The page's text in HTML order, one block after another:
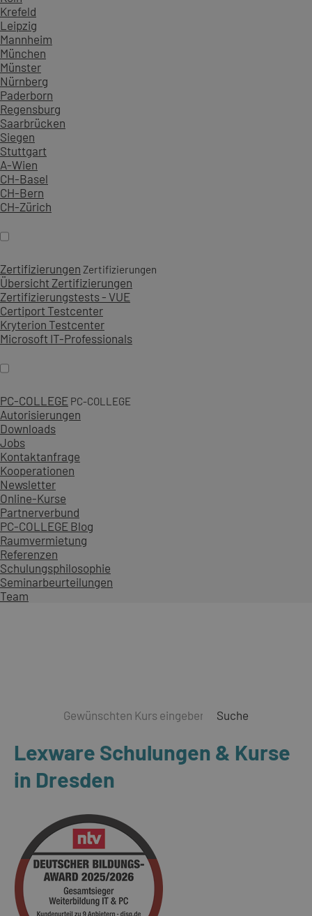
Krefeld
Leipzig
Mannheim
München
Münster
Nürnberg
Paderborn
Regensburg
Saarbrücken
Siegen
Stuttgart
A-Wien
CH-Basel
CH-Bern
CH-Zürich
Zertifizierungen Zertifizierungen
Übersicht Zertifizierungen
Zertifizierungstests - VUE
Certiport Testcenter
Kryterion Testcenter
Microsoft IT-Professionals
PC-COLLEGE PC-COLLEGE
Autorisierungen
Downloads
Jobs
Kontaktanfrage
Kooperationen
Newsletter
Online-Kurse
Partnerverbund
PC-COLLEGE Blog
Raumvermietung
Referenzen
Schulungsphilosophie
Seminarbeurteilungen
Team
Suche
Lexware Schulungen & Kurse
in Dresden